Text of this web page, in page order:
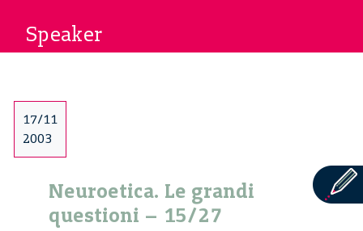
Speaker
17/11
2003
Neuroetica. Le grandi
questioni – 15/27